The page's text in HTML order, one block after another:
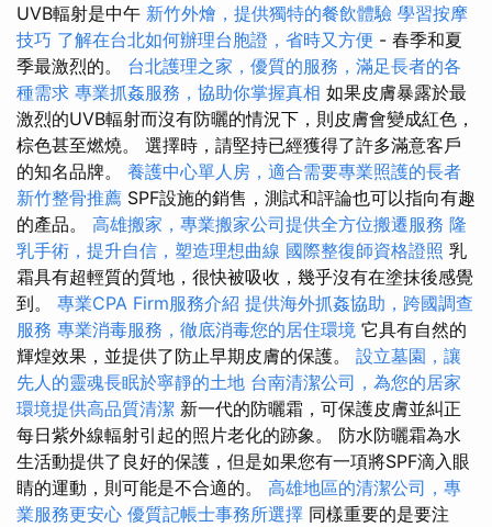
UVB輻射是中午 新竹外燴，提供獨特的餐飲體驗 學習按摩
技巧 了解在台北如何辦理台胞證，省時又方便 - 春季和夏
季最激烈的。 台北護理之家，優質的服務，滿足長者的各
種需求 專業抓姦服務，協助你掌握真相 如果皮膚暴露於最
激烈的UVB輻射而沒有防曬的情況下，則皮膚會變成紅色，
棕色甚至燃燒。 選擇時，請堅持已經獲得了許多滿意客戶
的知名品牌。 養護中心單人房，適合需要專業照護的長者
新竹整骨推薦 SPF設施的銷售，測試和評論也可以指向有趣
的產品。 高雄搬家，專業搬家公司提供全方位搬遷服務 隆
乳手術，提升自信，塑造理想曲線 國際整復師資格證照 乳
霜具有超輕質的質地，很快被吸收，幾乎沒有在塗抹後感覺
到。 專業CPA Firm服務介紹 提供海外抓姦協助，跨國調查
服務 專業消毒服務，徹底消毒您的居住環境 它具有自然的
輝煌效果，並提供了防止早期皮膚的保護。 設立墓園，讓
先人的靈魂長眠於寧靜的土地 台南清潔公司，為您的居家
環境提供高品質清潔 新一代的防曬霜，可保護皮膚並糾正
每日紫外線輻射引起的照片老化的跡象。 防水防曬霜為水
生活動提供了良好的保護，但是如果您有一項將SPF滴入眼
睛的運動，則可能是不合適的。 高雄地區的清潔公司，專
業服務更安心 優質記帳士事務所選擇 同樣重要的是要注